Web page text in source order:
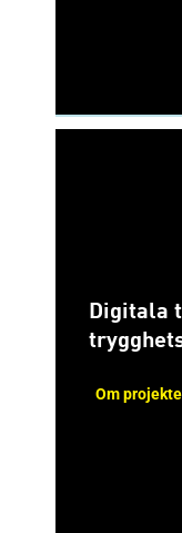
Digitala
Om